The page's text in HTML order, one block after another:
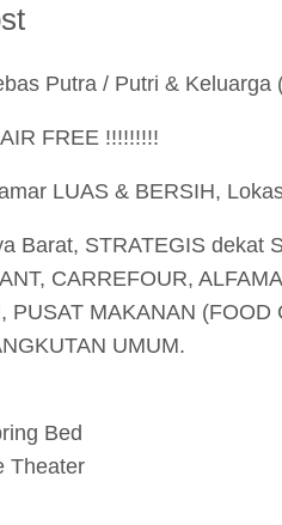
Putra / Putri & Keluarga
FREE !!!!!!!!!
LUAS & BERSIH,
Barat, STRATEGIS dekat
CARREFOUR,
PUSAT MAKANAN
UMUM.
Bed
Theater